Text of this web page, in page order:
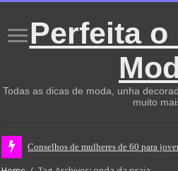
Perfeita
Todas as dicas de moda, unha
muito
Conselhos de mulheres de 60 para